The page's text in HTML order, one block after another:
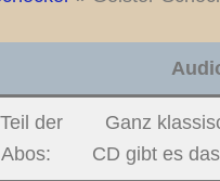
der
Ganz
CD gibt es